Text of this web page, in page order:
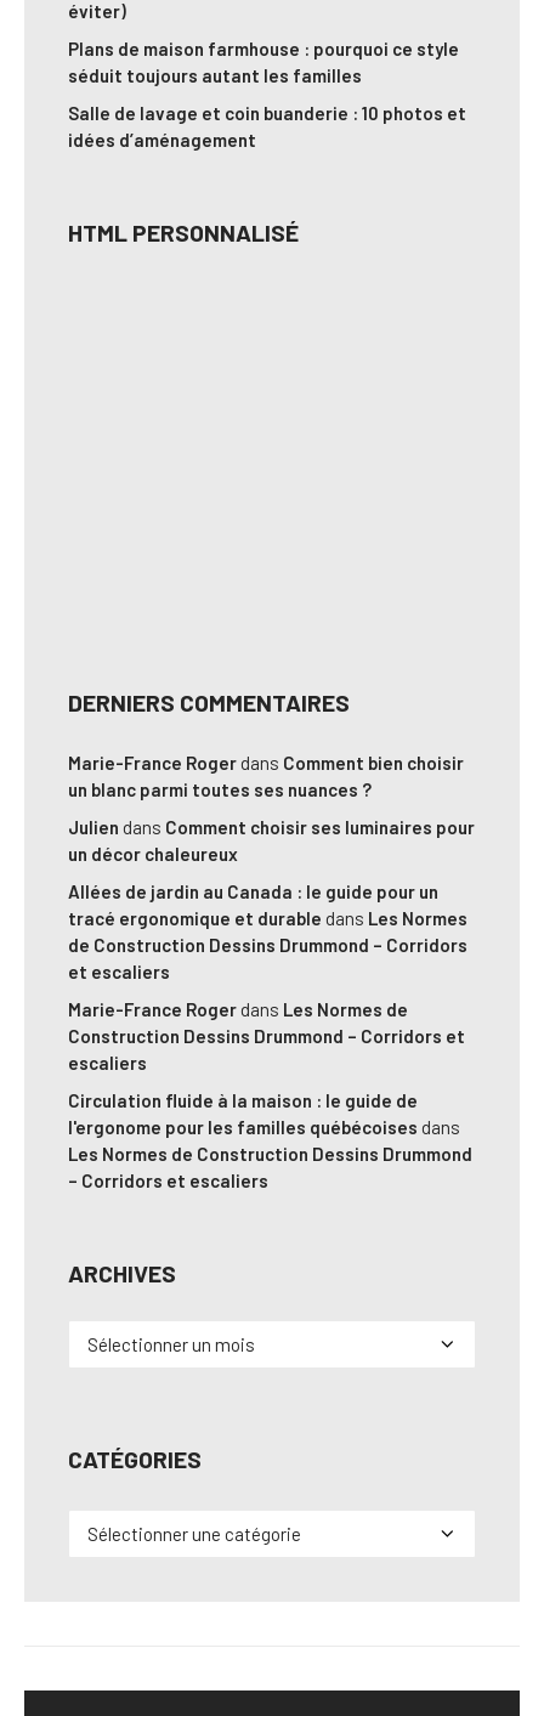
éviter)
Plans de maison farmhouse : pourquoi ce style
séduit toujours autant les familles
Salle de lavage et coin buanderie : 10 photos et
idées d’aménagement
HTML PERSONNALISÉ
DERNIERS COMMENTAIRES
Marie-France Roger dans Comment bien choisir
un blanc parmi toutes ses nuances ?
Julien dans Comment choisir ses luminaires pour
un décor chaleureux
Allées de jardin au Canada : le guide pour un
tracé ergonomique et durable dans Les Normes
de Construction Dessins Drummond – Corridors
et escaliers
Marie-France Roger dans Les Normes de
Construction Dessins Drummond – Corridors et
escaliers
Circulation fluide à la maison : le guide de
l'ergonome pour les familles québécoises dans
Les Normes de Construction Dessins Drummond
– Corridors et escaliers
ARCHIVES
Archives
CATÉGORIES
Catégories